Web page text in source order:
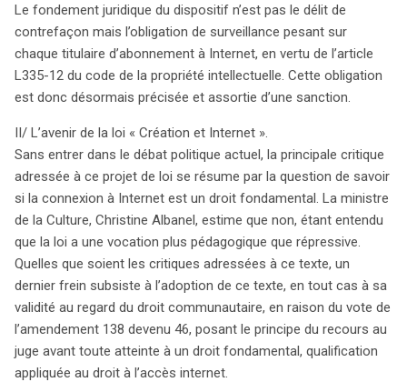
Le fondement juridique du dispositif n’est pas le délit de
contrefaçon mais l’obligation de surveillance pesant sur
chaque titulaire d’abonnement à Internet, en vertu de l’article
L335-12 du code de la propriété intellectuelle. Cette obligation
est donc désormais précisée et assortie d’une sanction.
II/ L’avenir de la loi « Création et Internet ».
Sans entrer dans le débat politique actuel, la principale critique
adressée à ce projet de loi se résume par la question de savoir
si la connexion à Internet est un droit fondamental. La ministre
de la Culture, Christine Albanel, estime que non, étant entendu
que la loi a une vocation plus pédagogique que répressive.
Quelles que soient les critiques adressées à ce texte, un
dernier frein subsiste à l’adoption de ce texte, en tout cas à sa
validité au regard du droit communautaire, en raison du vote de
l’amendement 138 devenu 46, posant le principe du recours au
juge avant toute atteinte à un droit fondamental, qualification
appliquée au droit à l’accès internet.